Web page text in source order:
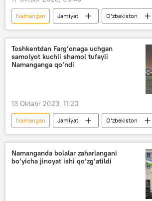
Namangan Jamiyat
O‘zbekiston
Saudiya Arabistoni
aviaparvozlar
Toshkentdan Farg‘onaga uchgan
samolyot kuchli shamol tufayli
Namanganga qo‘ndi
13 Oktabr 2023, 11:20
Namangan Jamiyat
O‘zbekiston
Toshkent
Farg‘ona
samolyot
Namanganda bolalar zaharlangani
bo‘yicha jinoyat ishi qo‘zg‘atildi